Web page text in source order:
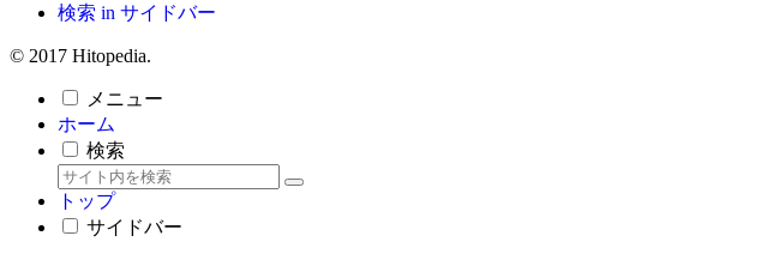
検索 in サイドバー
© 2017 Hitopedia.
メニュー
ホーム
検索
トップ
サイドバー